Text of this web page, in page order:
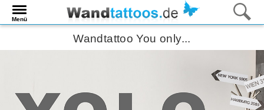
Menü
Wandtattoo You only...